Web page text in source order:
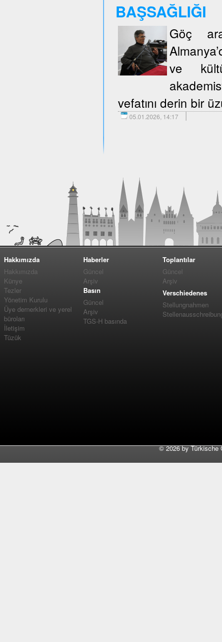
BAŞSAĞLIĞI
Göç
ve
vefatını derin bir
05.01.2026, 14:17
Hakkımızda
Hakkımızda
Künye
Tezler
Yönetim Kurulu
Üye dernerkleri ve yerel
büroları
İletişim
Tüzük
Haberler
Güncel
Arşiv
Basın
Güncel
Arşiv
TGS-H basında
Toplantılar
Güncel
Arşiv
Verschiedenes
Stellungnahmen
©2026 by Türkische